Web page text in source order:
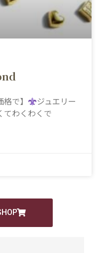
で】
ジュエリー
てわくわくで